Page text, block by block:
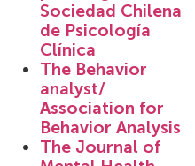
Sociedad Chilena
de Psicología
Clínica
The Behavior
analyst/
Association for
Behavior Analysis
The Journal of